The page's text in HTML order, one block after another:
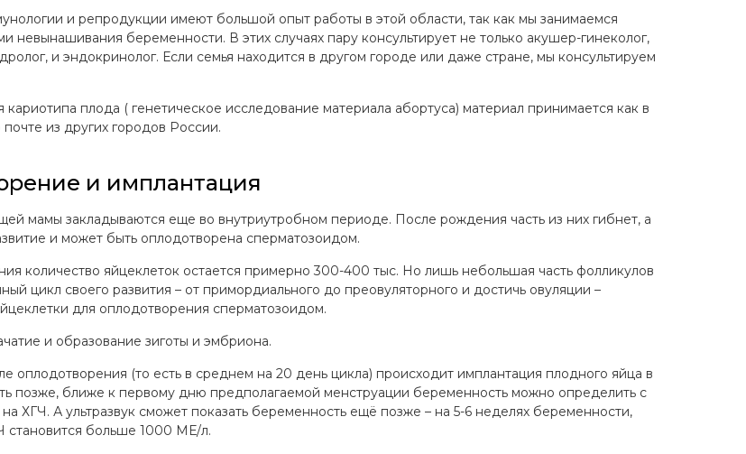
и репродукции имеют большой опыт работы в этой области, так как мы занимаемся
невынашивания беременности. В этих случаях пару консультирует не только акушер-гинеколог,
и эндокринолог. Если семья находится в другом городе или даже стране, мы консультируем
кариотипа плода ( генетическое исследование материала абортуса) материал принимается как в
почте из других городов России.
и имплантация
мамы закладываются еще во внутриутробном периоде. После рождения часть из них гибнет, а
и может быть оплодотворена сперматозоидом.
количество яйцеклеток остается примерно 300-400 тыс. Но лишь небольшая часть фолликулов
цикл своего развития – от примордиального до преовуляторного и достичь овуляции –
для оплодотворения сперматозоидом.
и образование зиготы и эмбриона.
оплодотворения (то есть в среднем на 20 день цикла) происходит имплантация плодного яйца в
позже, ближе к первому дню предполагаемой менструации беременность можно определить с
ХГЧ. А ультразвук сможет показать беременность ещё позже – на 5-6 неделях беременности,
становится больше 1000 МЕ/л.